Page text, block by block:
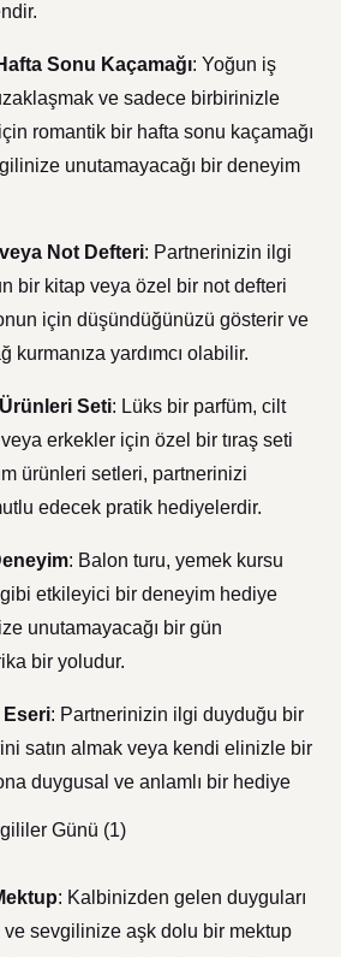
Sonu Kaçamağı: Yoğun iş
ve sadece birbirinizle
romantik bir hafta sonu kaçamağı
unutamayacağı bir deneyim
Not Defteri: Partnerinizin ilgi
bir kitap veya özel bir not defteri
için düşündüğünüzü gösterir ve
kurmanıza yardımcı olabilir.
Seti: Lüks bir parfüm, cilt
veya erkekler için özel bir tıraş seti
ürünleri setleri, partnerinizi
edecek pratik hediyelerdir.
: Balon turu, yemek kursu
etkileyici bir deneyim hediye
unutamayacağı bir gün
bir yoludur.
Eseri: Partnerinizin ilgi duyduğu bir
satın almak veya kendi elinizle bir
duygusal ve anlamlı bir hediye
: Kalbinizden gelen duyguları
ve sevgilinize aşk dolu bir mektup